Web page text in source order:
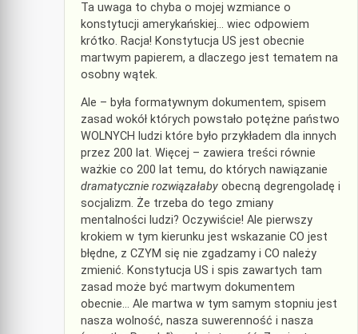
Ta uwaga to chyba o mojej wzmiance o
konstytucji amerykańskiej… wiec odpowiem
krótko. Racja! Konstytucja US jest obecnie
martwym papierem, a dlaczego jest tematem na
osobny wątek.
Ale – była formatywnym dokumentem, spisem
zasad wokół których powstało potężne państwo
WOLNYCH ludzi które było przykładem dla innych
przez 200 lat. Więcej – zawiera treści równie
ważkie co 200 lat temu, do których nawiązanie
dramatycznie rozwiązałaby obecną degrengoladę i
socjalizm. Że trzeba do tego zmiany
mentalności ludzi? Oczywiście! Ale pierwszy
krokiem w tym kierunku jest wskazanie CO jest
błędne, z CZYM się nie zgadzamy i CO należy
zmienić. Konstytucja US i spis zawartych tam
zasad może być martwym dokumentem
obecnie… Ale martwa w tym samym stopniu jest
nasza wolność, nasza suwerenność i nasza